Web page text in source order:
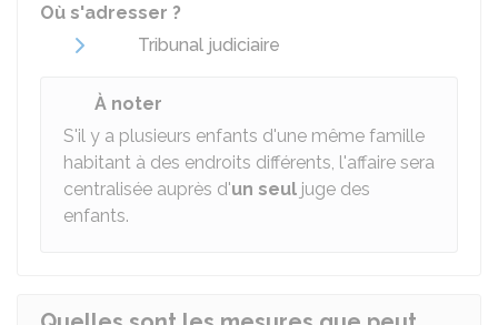
Où s'adresser ?
Tribunal judiciaire
À noter
S'il y a plusieurs enfants d'une même famille
habitant à des endroits différents, l'affaire sera
centralisée auprès d'un seul juge des
enfants.